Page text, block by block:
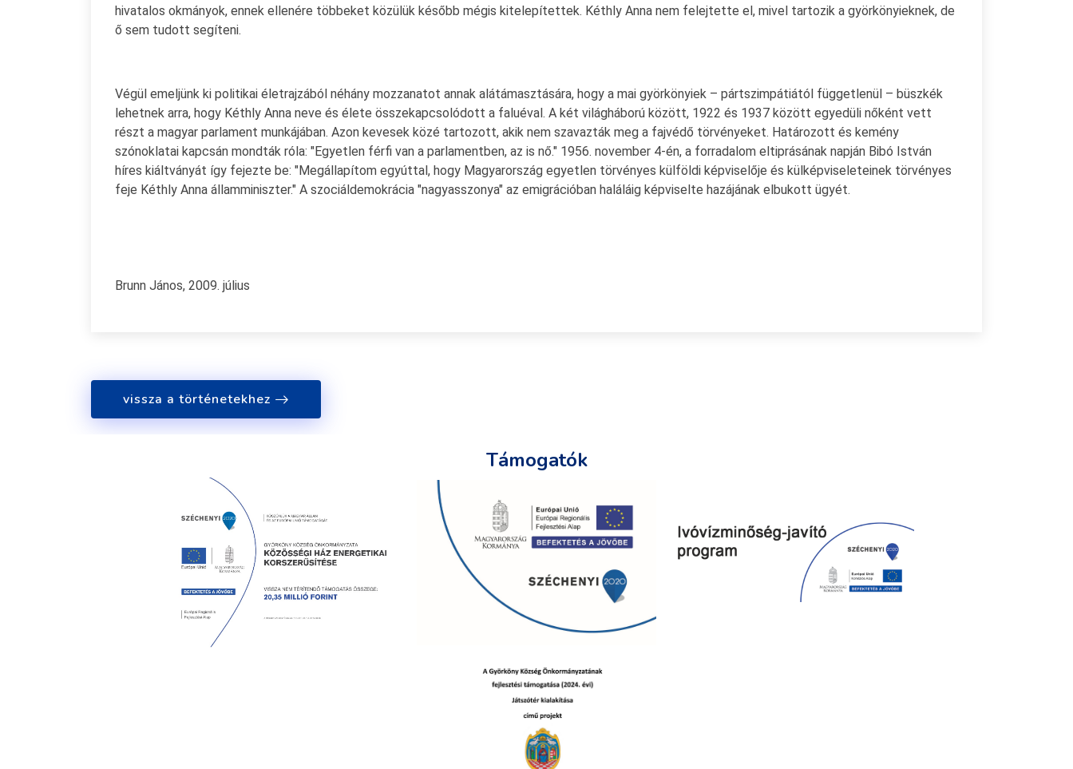
hivatalos okmányok, ennek ellenére többeket közülük később mégis kitelepítettek. Kéthly Anna nem felejtette el, mivel tartozik a györkönyieknek, de
ő sem tudott segíteni.
Végül emeljünk ki politikai életrajzából néhány mozzanatot annak alátámasztására, hogy a mai györkönyiek – pártszimpátiától függetlenül – büszkék
lehetnek arra, hogy Kéthly Anna neve és élete összekapcsolódott a faluéval. A két világháború között, 1922 és 1937 között egyedüli nőként vett
részt a magyar parlament munkájában. Azon kevesek közé tartozott, akik nem szavazták meg a fajvédő törvényeket. Határozott és kemény
szónoklatai kapcsán mondták róla: "Egyetlen férfi van a parlamentben, az is nő." 1956. november 4-én, a forradalom eltiprásának napján Bibó István
híres kiáltványát így fejezte be: "Megállapítom egyúttal, hogy Magyarország egyetlen törvényes külföldi képviselője és külképviseleteinek törvényes
feje Kéthly Anna államminiszter." A szociáldemokrácia "nagyasszonya" az emigrációban haláláig képviselte hazájának elbukott ügyét.
Brunn János, 2009. július
vissza a történetekhez
Támogatók